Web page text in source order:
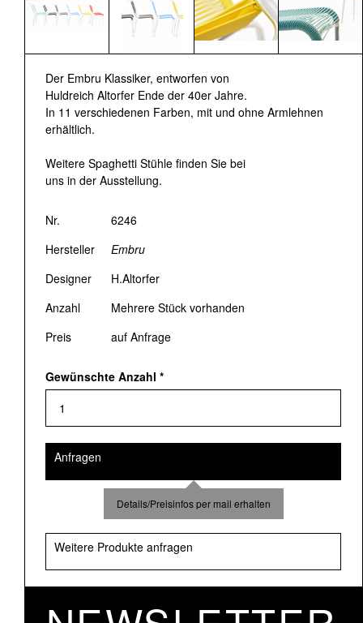
Der Embru Klassiker, entworfen von
Huldreich Altorfer Ende der 40er Jahre.
In 11 verschiedenen Farben, mit und ohne Armlehnen
erhältlich.
Weitere Spaghetti Stühle finden Sie bei
uns in der Ausstellung.
Nr.
6246
Hersteller
Embru
Designer
H.Altorfer
Anzahl
Mehrere Stück vorhanden
Preis
auf Anfrage
Gewünschte Anzahl *
Anfragen
Details/Preisinfos per mail erhalten
Weitere Produkte anfragen